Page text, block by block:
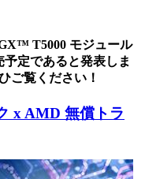
T5000 モジュール
定であると発表しま
ご覧ください！
x AMD 無償トラ